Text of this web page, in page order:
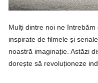
Mulți dintre noi ne
inspirate de filmele și
noastră imaginație. Astăzi
dorește să revoluționeze